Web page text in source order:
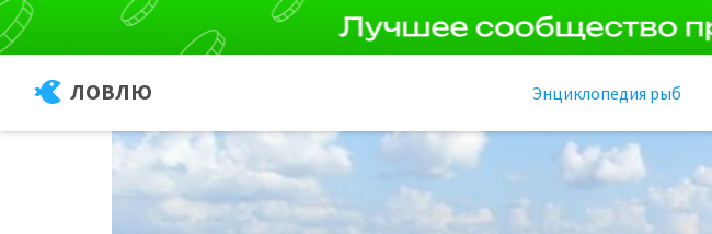
ЛОВЛЮ Энциклопедия рыб